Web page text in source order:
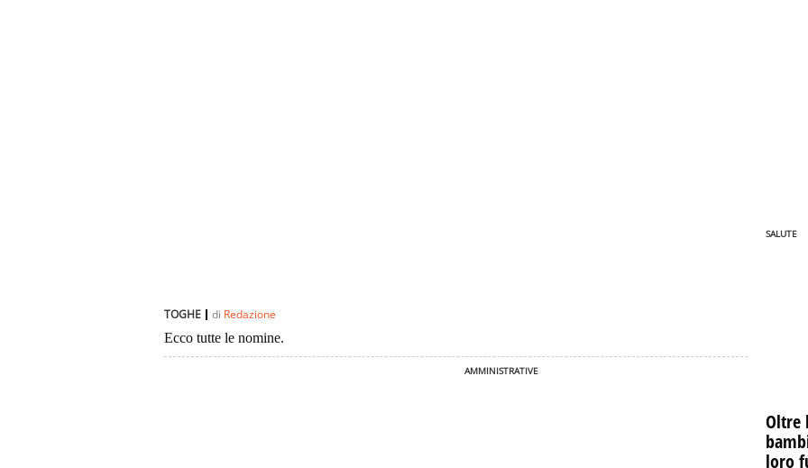
TOGHE di Redazione
Ecco tutte le nomine.
AMMINISTRATIVE
SALUTE
Oltre
loro